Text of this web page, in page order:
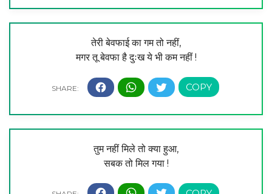
तेरी बेवफाई का गम तो नहीं,
मगर तू बेवफा है दुःख ये भी कम नहीं !
तुम नहीं मिले तो क्या हुआ,
सबक तो मिल गया !